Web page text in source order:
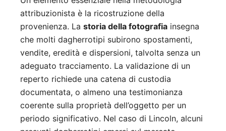
attribuzionista è la ricostruzione della
provenienza. La storia della fotografia insegna
che molti dagherrotipi subirono spostamenti,
vendite, eredità e dispersioni, talvolta senza un
adeguato tracciamento. La validazione di un
reperto richiede una catena di custodia
documentata, o almeno una testimonianza
coerente sulla proprietà dell’oggetto per un
periodo significativo. Nel caso di Lincoln, alcuni